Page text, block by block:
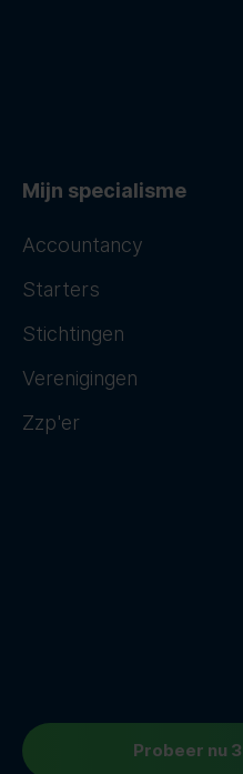
Mijn specialisme
Accountancy
Starters
Stichtingen
Verenigingen
Zzp'er
Probeer nu